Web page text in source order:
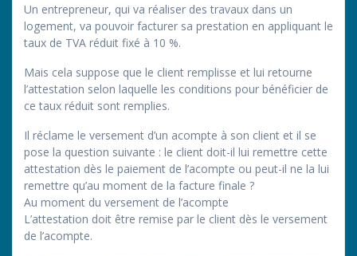
Un entrepreneur, qui va réaliser des travaux dans un
logement, va pouvoir facturer sa prestation en appliquant le
taux de TVA réduit fixé à 10 %.
Mais cela suppose que le client remplisse et lui retourne
l’attestation selon laquelle les conditions pour bénéficier de
ce taux réduit sont remplies.
Il réclame le versement d’un acompte à son client et il se
pose la question suivante : le client doit-il lui remettre cette
attestation dès le paiement de l’acompte ou peut-il ne la lui
remettre qu’au moment de la facture finale ?
Au moment du versement de l’acompte
L’attestation doit être remise par le client dès le versement
de l’acompte.